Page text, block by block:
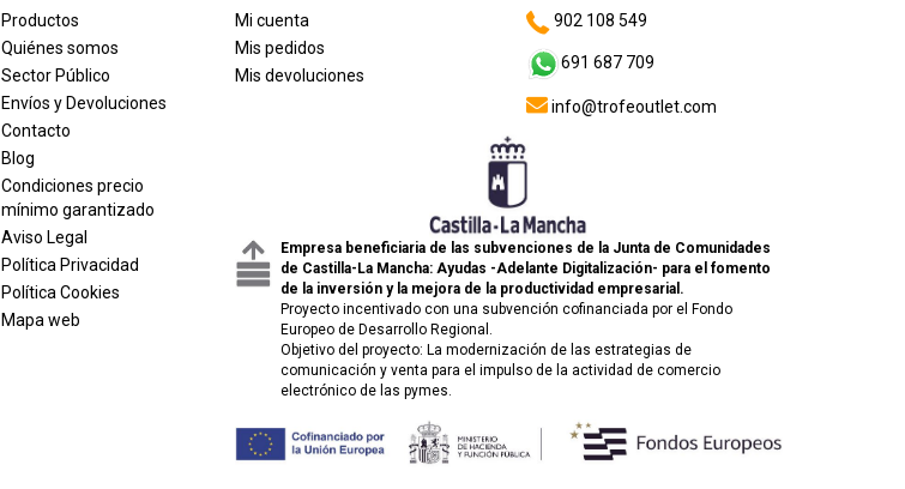
Productos
Quiénes somos
Sector Público
Envíos y Devoluciones
Contacto
Blog
Condiciones precio
mínimo garantizado
Aviso Legal
Política Privacidad
Política Cookies
Mapa web
Mi cuenta
Mis pedidos
Mis devoluciones
902 108 549
691 687 709
info@trofeoutlet.com
Empresa beneficiaria de las subvenciones de la Junta de Comunidades
de Castilla-La Mancha: Ayudas -Adelante Digitalización- para el fomento
de la inversión y la mejora de la productividad empresarial.
Proyecto incentivado con una subvención cofinanciada por el Fondo
Europeo de Desarrollo Regional.
Objetivo del proyecto: La modernización de las estrategias de
comunicación y venta para el impulso de la actividad de comercio
electrónico de las pymes.